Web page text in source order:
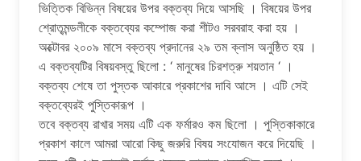
ভিত্তিক বিভিন্ন বিষয়ের উপর বক্তব্য দিয়ে আসছি । বিষয়ের উপর
শ্রোতৃমন্ডলীকে বক্তব্যের কম্পোজ করা শীটও সরবরাহ করা হয় ।
অক্টোবর ২০০৯ মাসে বক্তব্য প্রদানের ২৯ তম ক্লাস অনুষ্ঠিত হয় ।
এ বক্তব্যটির বিষয়বস্তু ছিলো : ‘ মানুষের চিরশত্রু শয়তান ‘ ।
বক্তব্য শেষে তা পুস্তক আকারে প্রকাশের দাবি আসে । এটি সেই
বক্তব্যেরই পুস্তিকারূপ ।
তবে বক্তব্য রাখার সময় এটি এক ফর্মারও কম ছিলো । পুস্তিকাকারে
প্রকাশ কালে আমরা আরো কিছু জরুরি বিষয় সংযোজন করে দিয়েছি ।